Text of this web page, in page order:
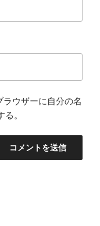
ウザーに自分の名
。